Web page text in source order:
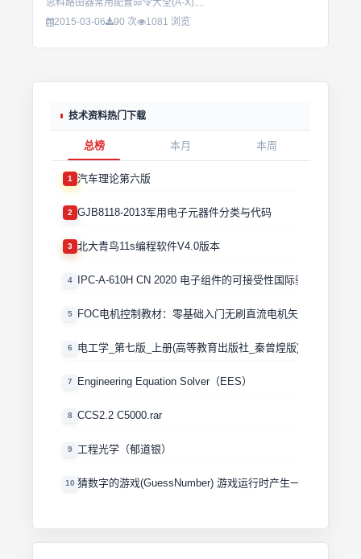
思科路由器常用配置命令大全(A-X)....
2015-03-06
90 次 1081 浏览
技术资料热门下载
总榜 本月 本周
1 汽车理论第六版
2 GJB8118-2013军用电子元器件分类与代码
3 北大青鸟11s编程软件V4.0版本
4 IPC-A-610H CN 2020 电子组件的可接受性国际验收标准
5 FOC电机控制教材：零基础入门无刷直流电机矢量控制技术
6 电工学_第七版_上册(高等教育出版社_秦曾煌版)
7 Engineering Equation Solver（EES）
8 CCS2.2 C5000.rar
9 工程光学（郁道银）
10 猜数字的游戏(GuessNumber) 游戏运行时产生一个0－1000